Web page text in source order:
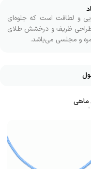
و لطافت است که جلوه‌ای
ظریف و درخشش طلای
و مجلسی می‌باشد.
ماهی